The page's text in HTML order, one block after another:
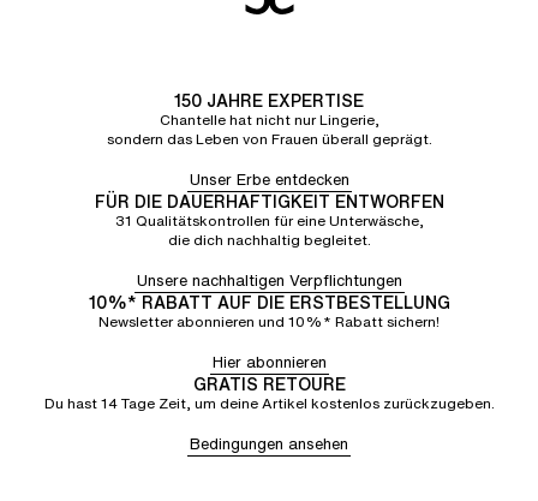
150 JAHRE EXPERTISE
Chantelle hat nicht nur Lingerie,
sondern das Leben von Frauen überall geprägt.
Unser Erbe entdecken
FÜR DIE DAUERHAFTIGKEIT ENTWORFEN
31 Qualitätskontrollen für eine Unterwäsche,
die dich nachhaltig begleitet.
Unsere nachhaltigen Verpflichtungen
10%* RABATT AUF DIE ERSTBESTELLUNG
Newsletter abonnieren und 10%* Rabatt sichern!
Hier abonnieren
GRATIS RETOURE
Du hast 14 Tage Zeit, um deine Artikel kostenlos zurückzugeben.
Bedingungen ansehen